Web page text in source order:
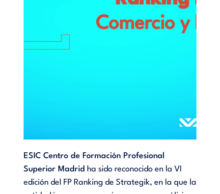
ESIC Centro de Formación Profesional
Superior Madrid ha sido reconocido en la VI
edición del FP Ranking de Strategik, en la que la